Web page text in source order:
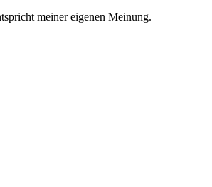
meiner eigenen Meinung.